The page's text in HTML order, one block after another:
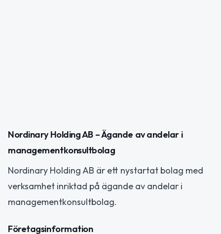
Nordinary Holding AB – Ägande av andelar i
managementkonsultbolag
Nordinary Holding AB är ett nystartat bolag med
verksamhet inriktad på ägande av andelar i
managementkonsultbolag.
Företagsinformation